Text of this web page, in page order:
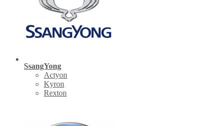
SsangYong
Actyon
Kyron
Rexton